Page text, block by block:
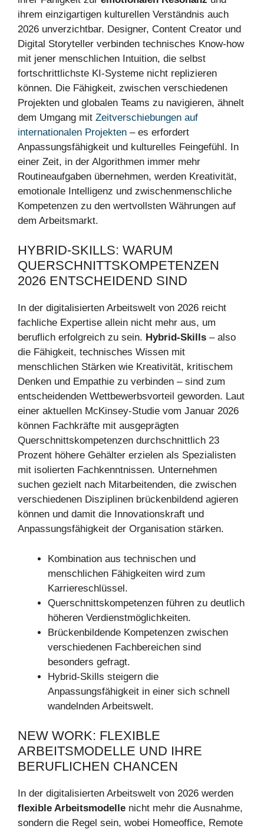
ihrem einzigartigen kulturellen Verständnis auch
2026 unverzichtbar. Designer, Content Creator und
Digital Storyteller verbinden technisches Know-how
mit jener menschlichen Intuition, die selbst
fortschrittlichste KI-Systeme nicht replizieren
können. Die Fähigkeit, zwischen verschiedenen
Projekten und globalen Teams zu navigieren, ähnelt
dem Umgang mit Zeitverschiebungen auf
internationalen Projekten – es erfordert
Anpassungsfähigkeit und kulturelles Feingefühl. In
einer Zeit, in der Algorithmen immer mehr
Routineaufgaben übernehmen, werden Kreativität,
emotionale Intelligenz und zwischenmenschliche
Kompetenzen zu den wertvollsten Währungen auf
dem Arbeitsmarkt.
HYBRID-SKILLS: WARUM
QUERSCHNITTSKOMPETENZEN
2026 ENTSCHEIDEND SIND
In der digitalisierten Arbeitswelt von 2026 reicht
fachliche Expertise allein nicht mehr aus, um
beruflich erfolgreich zu sein. Hybrid-Skills – also
die Fähigkeit, technisches Wissen mit
menschlichen Stärken wie Kreativität, kritischem
Denken und Empathie zu verbinden – sind zum
entscheidenden Wettbewerbsvorteil geworden. Laut
einer aktuellen McKinsey-Studie vom Januar 2026
können Fachkräfte mit ausgeprägten
Querschnittskompetenzen durchschnittlich 23
Prozent höhere Gehälter erzielen als Spezialisten
mit isolierten Fachkenntnissen. Unternehmen
suchen gezielt nach Mitarbeitenden, die zwischen
verschiedenen Disziplinen brückenbildend agieren
können und damit die Innovationskraft und
Anpassungsfähigkeit der Organisation stärken.
Kombination aus technischen und
menschlichen Fähigkeiten wird zum
Karriereschlüssel.
Querschnittskompetenzen führen zu deutlich
höheren Verdienstmöglichkeiten.
Brückenbildende Kompetenzen zwischen
verschiedenen Fachbereichen sind
besonders gefragt.
Hybrid-Skills steigern die
Anpassungsfähigkeit in einer sich schnell
wandelnden Arbeitswelt.
NEW WORK: FLEXIBLE
ARBEITSMODELLE UND IHRE
BERUFLICHEN CHANCEN
In der digitalisierten Arbeitswelt von 2026 werden
flexible Arbeitsmodelle nicht mehr die Ausnahme,
sondern die Regel sein, wobei Homeoffice, Remote